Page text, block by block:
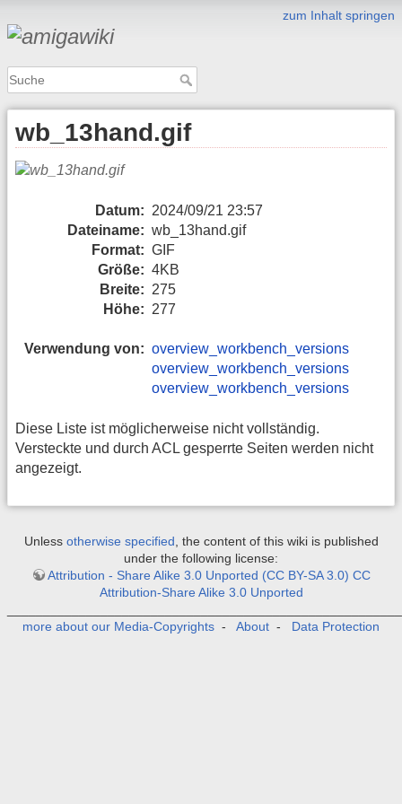
zum Inhalt springen
wb_13hand.gif
Datum: 2024/09/21 23:57
Dateiname: wb_13hand.gif
Format: GIF
Größe: 4KB
Breite: 275
Höhe: 277
Verwendung von: overview_workbench_versions
overview_workbench_versions
overview_workbench_versions
Diese Liste ist möglicherweise nicht vollständig.
Versteckte und durch ACL gesperrte Seiten werden nicht
angezeigt.
Unless otherwise specified, the content of this wiki is published
under the following license:
Attribution - Share Alike 3.0 Unported (CC BY-SA 3.0) CC
Attribution-Share Alike 3.0 Unported
more about our Media-Copyrights - About - Data Protection